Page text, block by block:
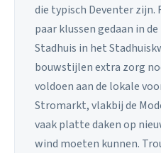
die typisch Deventer zijn.
paar klussen gedaan in
Stadhuis in het
bouwstijlen extra zorg
voldoen aan de lokale
Stromarkt, vlakbij de
vaak platte daken op
wind moeten kunnen.